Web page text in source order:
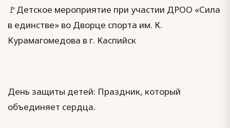
🚩Детское мероприятие при участии ДРОО «Сила
в единстве» во Дворце спорта им. К.
Курамагомедова в г. Каспийск
День защиты детей: Праздник, который
объединяет сердца.